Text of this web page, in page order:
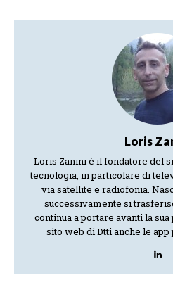
Loris
Loris Zanini è il fondatore del
tecnologia, in particolare di
via satellite e radiofonia.
successivamente si
continua a portare avanti la
sito web di Dtti anche le